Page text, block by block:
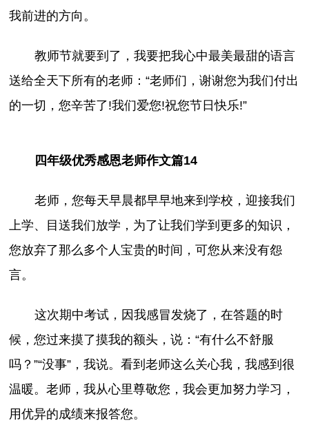
我前进的方向。
教师节就要到了，我要把我心中最美最甜的语言
送给全天下所有的老师：“老师们，谢谢您为我们付出
的一切，您辛苦了!我们爱您!祝您节日快乐!”
四年级优秀感恩老师作文篇14
老师，您每天早晨都早早地来到学校，迎接我们
上学、目送我们放学，为了让我们学到更多的知识，
您放弃了那么多个人宝贵的时间，可您从来没有怨
言。
这次期中考试，因我感冒发烧了，在答题的时
候，您过来摸了摸我的额头，说：“有什么不舒服
吗？”“没事”，我说。看到老师这么关心我，我感到很
温暖。老师，我从心里尊敬您，我会更加努力学习，
用优异的成绩来报答您。